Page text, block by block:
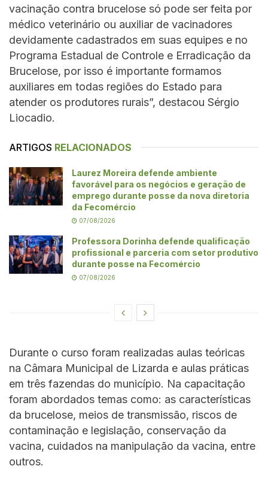
vacinação contra brucelose só pode ser feita por
médico veterinário ou auxiliar de vacinadores
devidamente cadastrados em suas equipes e no
Programa Estadual de Controle e Erradicação da
Brucelose, por isso é importante formamos
auxiliares em todas regiões do Estado para
atender os produtores rurais”, destacou Sérgio
Liocadio.
ARTIGOS RELACIONADOS
Laurez Moreira defende ambiente
favorável para os negócios e geração de
emprego durante posse da nova diretoria
da Fecomércio
07/08/2026
Professora Dorinha defende qualificação
profissional e parceria com setor produtivo
durante posse na Fecomércio
07/08/2026
Durante o curso foram realizadas aulas teóricas
na Câmara Municipal de Lizarda e aulas práticas
em três fazendas do município. Na capacitação
foram abordados temas como: as características
da brucelose, meios de transmissão, riscos de
contaminação e legislação, conservação da
vacina, cuidados na manipulação da vacina, entre
outros.